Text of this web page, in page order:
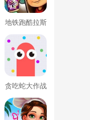
地铁跑酷拉斯
维加斯新触控
内置菜单版
贪吃蛇大作战
破解版